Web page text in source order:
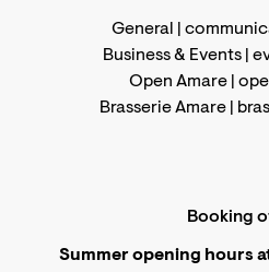
General |
Business & Events |
Open Amare |
Brasserie Amare |
Booking
Summer opening hours